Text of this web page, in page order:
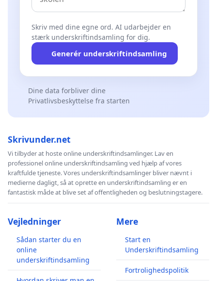
Skriv med dine egne ord. AI udarbejder en
stærk underskriftindsamling for dig.
Generér underskriftindsamling
Dine data forbliver dine
Privatlivsbeskyttelse fra starten
Skrivunder.net
Vi tilbyder at hoste online underskriftindsamlinger. Lav en
professionel online underskriftindsamling ved hjælp af vores
kraftfulde tjeneste. Vores underskriftindsamlinger bliver nævnt i
medierne dagligt, så at oprette en underskriftindsamling er en
fantastisk måde at blive set af offentligheden og beslutningstagere.
Vejledninger
Sådan starter du en
online
underskriftindsamling
Mere
Start en
Underskriftindsamling
Fortrolighedspolitik